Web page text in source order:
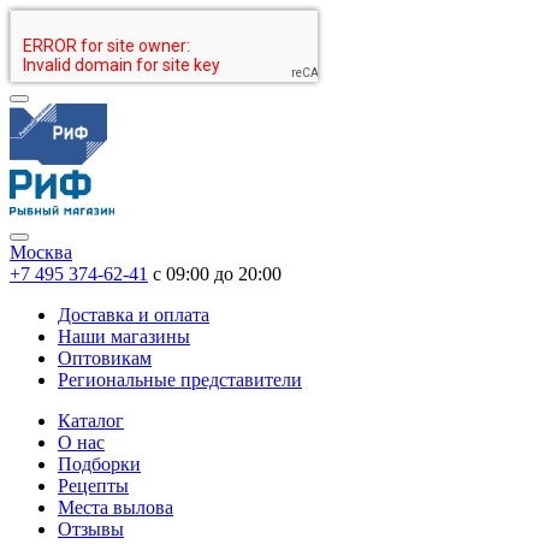
Москва
+7 495 374-62-41 c 09:00 до 20:00
Доставка и оплата
Наши магазины
Оптовикам
Региональные представители
Каталог
О нас
Подборки
Рецепты
Места вылова
Отзывы